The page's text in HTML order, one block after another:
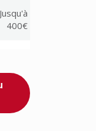
Jusqu'à
400€